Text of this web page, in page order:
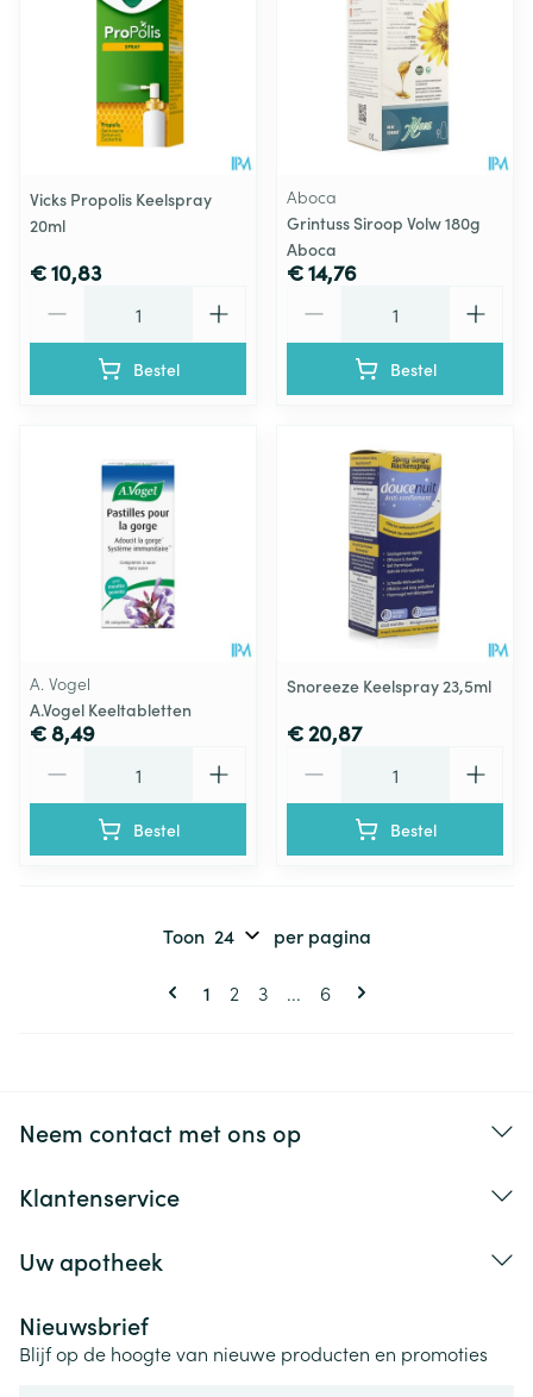
Vicks Propolis Keelspray
20ml
€ 10,83
Bestel
Aboca
Grintuss Siroop Volw 180g
Aboca
€ 14,76
Bestel
A. Vogel
A.Vogel Keeltabletten
€ 8,49
Bestel
Snoreeze Keelspray 23,5ml
€ 20,87
Bestel
Pagina's
U lees momenteel pagina
1 Pagina
2 Pagina
3 ... Pagina
6
Toon per pagina
Neem contact met ons op
Klantenservice
Uw apotheek
Nieuwsbrief
Blijf op de hoogte van nieuwe producten en promoties